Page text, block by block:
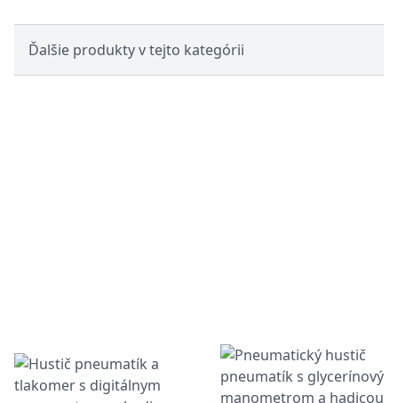
Ďalšie produkty v tejto kategórii